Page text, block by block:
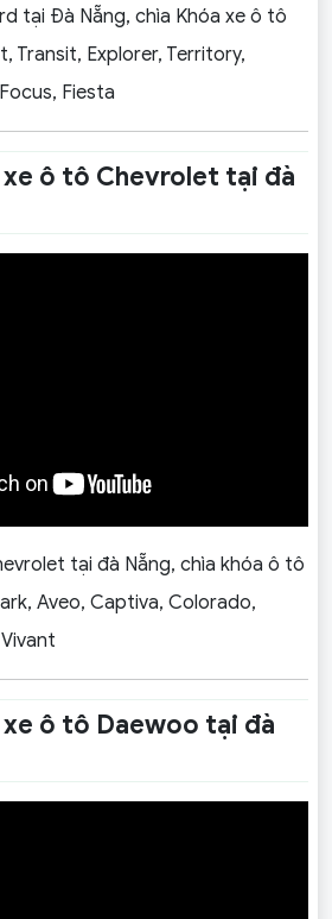
tại Đà Nẵng, chìa Khóa xe ô tô
Transit, Explorer, Territory,
Fiesta
xe ô tô Chevrolet tại đà
tại đà Nẵng, chìa khóa ô tô
Aveo, Captiva, Colorado,
xe ô tô Daewoo tại đà